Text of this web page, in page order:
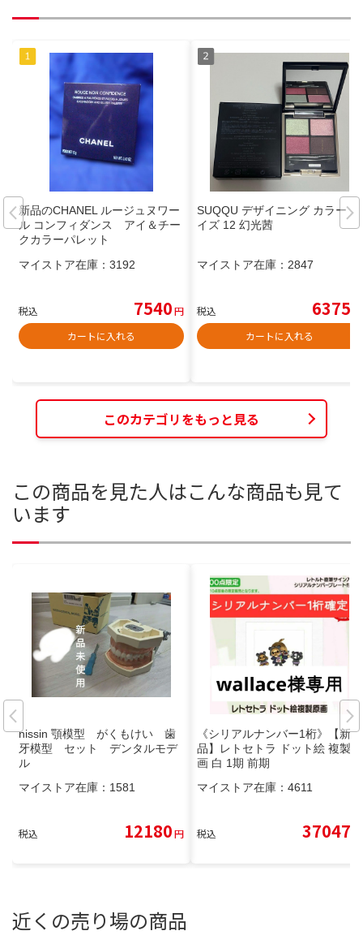
新品のCHANEL ルージュヌワー
ル コンフィダンス アイ＆チー
クカラーパレット
マイストア在庫： 3192
税込 7540円
カートに入れる
SUQQU デザイニング カラー ア
イズ 12 幻光茜
マイストア在庫： 2847
税込 6375
カートに入れる
このカテゴリをもっと見る
この商品を見た人はこんな商品も見て
います
nissin 顎模型 がくもけい 歯
牙模型 セット デンタルモデ
ル
マイストア在庫： 1581
税込 12180円
《シリアルナンバー1桁》【新
品】レトセトラ ドット絵 複製原
画 白 1期 前期
マイストア在庫： 4611
税込 37047
近くの売り場の商品